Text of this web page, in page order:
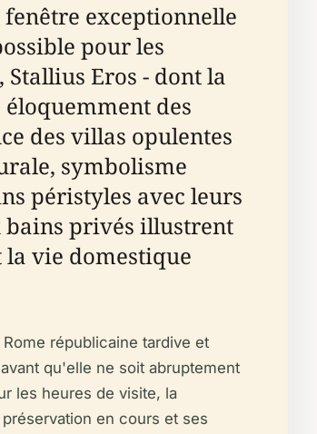
exceptionnelle
pour les
Eros - dont la
des
des villas opulentes
symbolisme
péristyles avec leurs
bains privés illustrent
vie domestique
républicaine tardive et
qu'elle ne soit abruptement
les heures de visite, la
en cours et ses